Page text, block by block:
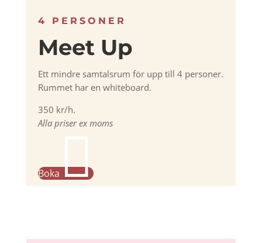
4 PERSONER
Meet Up
Ett mindre samtalsrum för upp till 4 personer.
Rummet har en whiteboard.
350 kr/h.
Alla priser ex moms
Boka